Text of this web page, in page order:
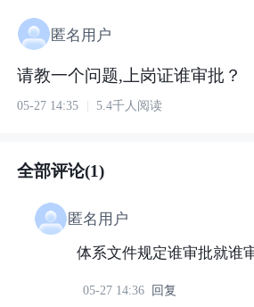
匿名用户
请教一个问题,上岗证谁审批？
05-27 14:35 5.4千人阅读
全部评论(1)
匿名用户
体系文件规定谁审批就谁
05-27 14:36 回复